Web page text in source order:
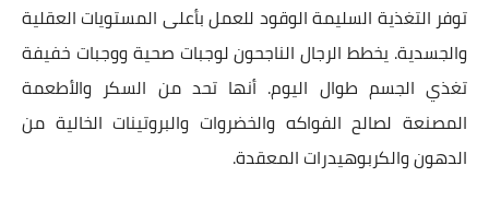
توفر التغذية السليمة الوقود للعمل بأعلى المستويات العقلية
والجسدية. يخطط الرجال الناجحون لوجبات صحية ووجبات خفيفة
تغذي الجسم طوال اليوم. أنها تحد من السكر والأطعمة
المصنعة لصالح الفواكه والخضروات والبروتينات الخالية من
الدهون والكربوهيدرات المعقدة.